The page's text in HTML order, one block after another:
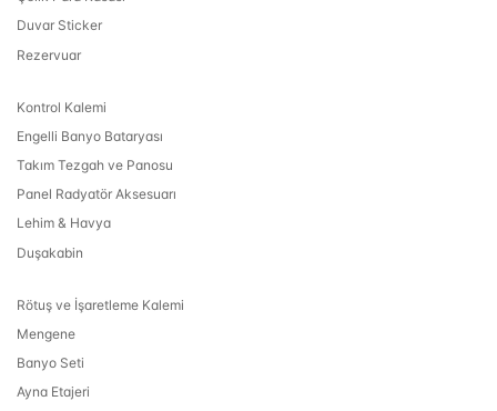
Duvar Sticker
Rezervuar
Kontrol Kalemi
Engelli Banyo Bataryası
Takım Tezgah ve Panosu
Panel Radyatör Aksesuarı
Lehim & Havya
Duşakabin
Rötuş ve İşaretleme Kalemi
Mengene
Banyo Seti
Ayna Etajeri